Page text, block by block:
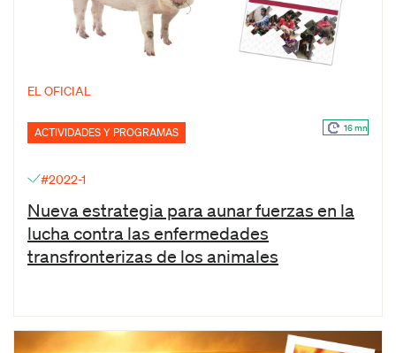
EL OFICIAL
ACTIVIDADES Y PROGRAMAS 16 mn
#2022-1
Nueva estrategia para aunar fuerzas en la
lucha contra las enfermedades
transfronterizas de los animales